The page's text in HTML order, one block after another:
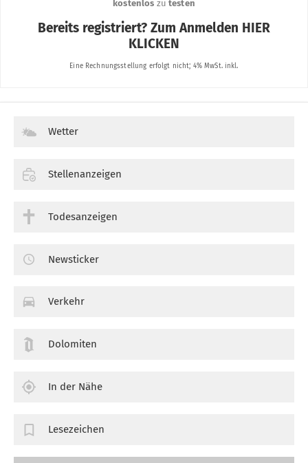
Wetter
Stellenanzeigen
Todesanzeigen
Newsticker
Verkehr
Dolomiten
In der Nähe
Lesezeichen